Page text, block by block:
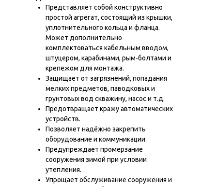
Представляет собой конструктивно
простой агрегат, состоящий из крышки,
уплотнительного кольца и фланца.
Может дополнительно
комплектоваться кабельным вводом,
штуцером, карабинами, рым-болтами и
крепежом для монтажа.
Защищает от загрязнений, попадания
мелких предметов, паводковых и
грунтовых вод скважину, насос и т.д.
Предотвращает кражу автоматических
устройств.
Позволяет надёжно закрепить
оборудование и коммуникации.
Предупреждает промерзание
сооружения зимой при условии
утепления.
Упрощает обслуживание сооружения и